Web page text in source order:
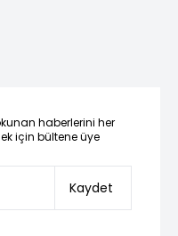
haberlerini her
için bültene üye
Kaydet